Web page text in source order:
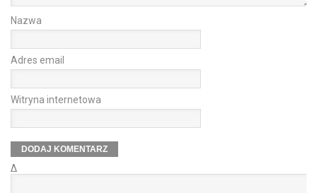
Nazwa
Adres email
Witryna internetowa
Δ